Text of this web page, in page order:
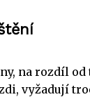
na rozdíl od
vyžadují